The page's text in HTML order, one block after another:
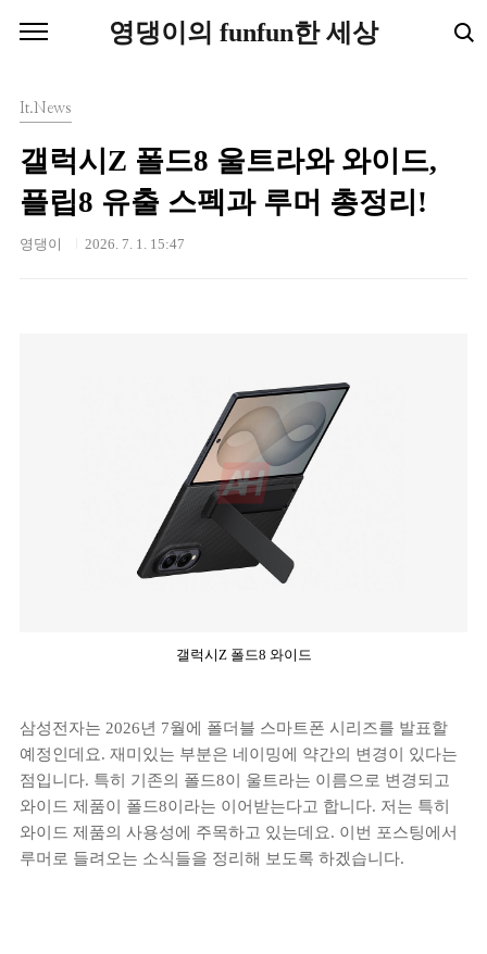
영댕이의 funfun한 세상
It.News
갤럭시Z 폴드8 울트라와 와이드,
플립8 유출 스펙과 루머 총정리!
영댕이 2026. 7. 1. 15:47
갤럭시Z 폴드8 와이드
삼성전자는 2026년 7월에 폴더블 스마트폰 시리즈를 발표할
예정인데요. 재미있는 부분은 네이밍에 약간의 변경이 있다는
점입니다. 특히 기존의 폴드8이 울트라는 이름으로 변경되고
와이드 제품이 폴드8이라는 이어받는다고 합니다. 저는 특히
와이드 제품의 사용성에 주목하고 있는데요. 이번 포스팅에서
루머로 들려오는 소식들을 정리해 보도록 하겠습니다.